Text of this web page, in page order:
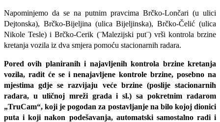
Napominjemo da se na putnim pravcima Brčko-Lončari (u ulici
Dejtonska), Brčko-Bijeljina (ulica Bijeljinska), Brčko-Čelić (ulica
Nikole Tesle) i Brčko-Cerik (¨Malezijski put¨) vrši kontrola brzine
kretanja vozila iz dva smjera pomoću stacionarnih radara.
Pored ovih planiranih i najavljenih kontrola brzine kretanja
vozila, radit će se i nenajavljene kontrole brzine, posebno na
mjestima gdje se razvijaju veće brzine (poslije stacionarnih
radara, u uličnoj mreži grada i sl.) sa pokretnim radarom
„TruCam“, koji je pogodan za postavljanje na bilo kojoj dionici
puta i koji nakon podešavanja, automatski samostalno radi i